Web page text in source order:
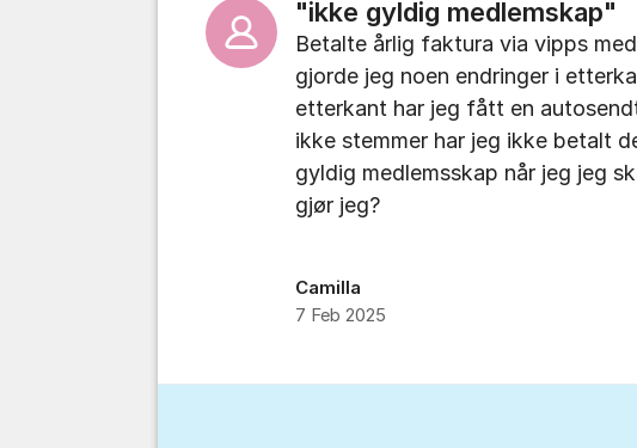
"ikke gyldig medlemskap"
Betalte årlig faktura via vipps
gjorde jeg noen endringer i
etterkant har jeg fått en
ikke stemmer har jeg ikke betalt
gyldig medlemsskap når jeg jeg
gjør jeg?
Camilla
7 Feb 2025